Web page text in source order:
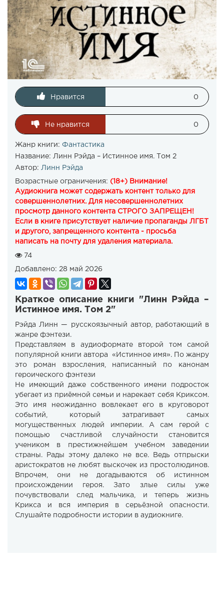
Нравится 0
Не нравится 0
Жанр книги: Фантастика
Название: Линн Рэйда – Истинное имя. Том 2
Автор: Линн Рэйда
Возрастные ограничения: (18+) Внимание!
Аудиокнига может содержать контент только для
совершеннолетних. Для несовершеннолетних
просмотр данного контента СТРОГО ЗАПРЕЩЕН!
Если в книге присутствует наличие пропаганды ЛГБТ
и другого, запрещенного контента - просьба
написать на почту для удаления материала.
74
Добавлено: 28 май 2026
Краткое описание книги "Линн Рэйда –
Истинное имя. Том 2"
Рэйда Линн — русскоязычный автор, работающий в
жанре фэнтези.
Представляем в аудиоформате второй том самой
популярной книги автора «Истинное имя». По жанру
это роман взросления, написанный по канонам
героического фэнтези
Не имеющий даже собственного имени подросток
убегает из приёмной семьи и нарекает себя Криксом.
Это имя неожиданно вовлекает его в круговорот
событий, который затрагивает самых
могущественных людей империи. А сам герой с
помощью счастливой случайности становится
учеником в престижнейшем учебном заведении
страны. Рады этому далеко не все. Ведь отпрыски
аристократов не любят выскочек из простолюдинов.
Впрочем, они не догадываются об истинном
происхождении героя. Зато злые силы уже
почувствовали след мальчика, и теперь жизнь
Крикса и вся империя в серьёзной опасности.
Слушайте подробности истории в аудиокниге.